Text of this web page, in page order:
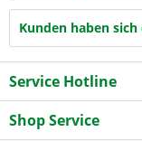
Kunden haben
Service Hotline
Shop Service